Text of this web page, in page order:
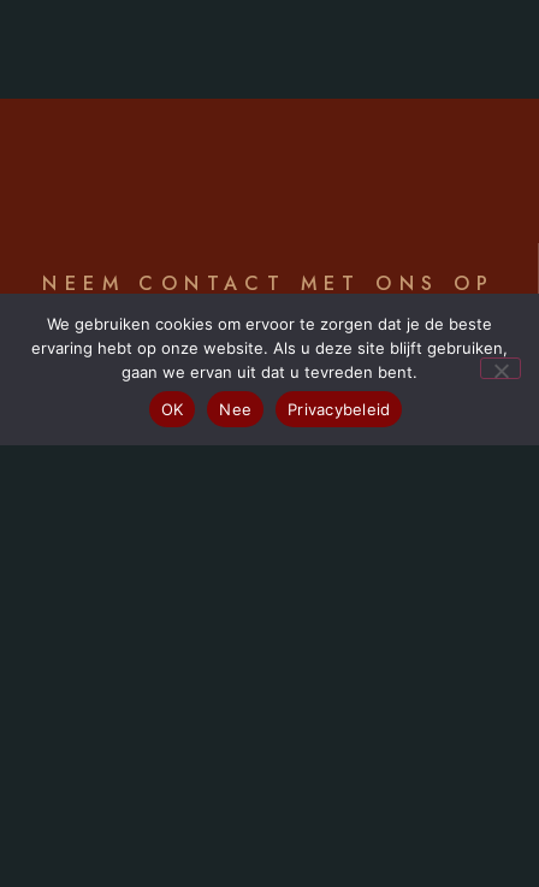
NEEM CONTACT MET ONS OP
lemucha@hotmail.com
ADRES
Jules Du Jardinlaan 23
We gebruiken cookies om ervoor te zorgen dat je de beste
ervaring hebt op onze website. Als u deze site blijft gebruiken,
gaan we ervan uit dat u tevreden bent.
OK
Nee Privacybeleid